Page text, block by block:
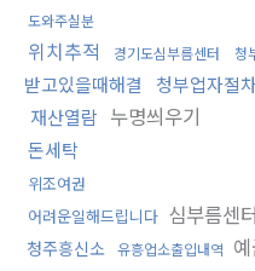
도와주실분
위치추적 경기도심부름센터 청
받고있을때해결
청부업자절
재산열람 누명씌우기
돈세탁
위조여권
어려운일해드립니다 심부름센
청주흥신소 유흥업소출입내역